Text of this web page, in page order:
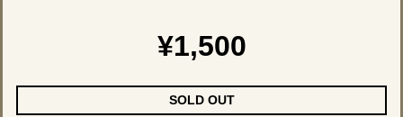
¥1,500
SOLD OUT